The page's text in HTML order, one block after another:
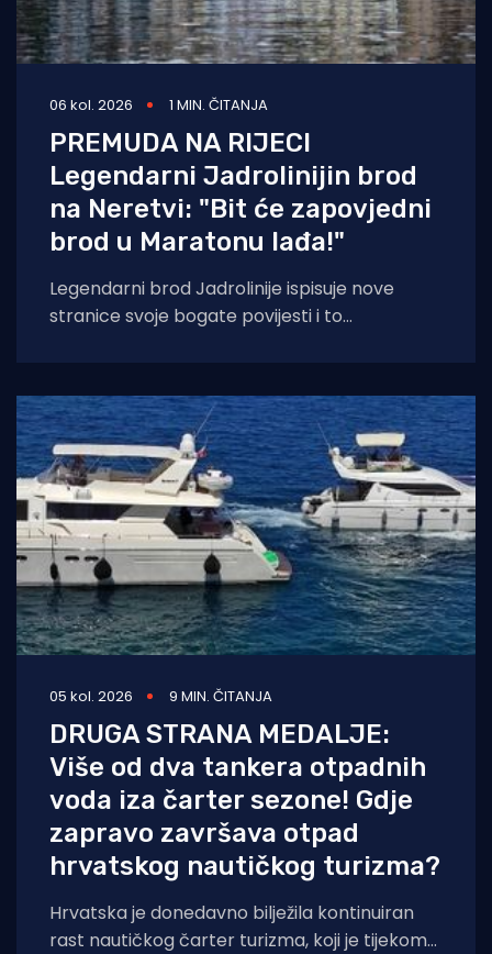
06 kol. 2026 1 MIN. ČITANJA
PREMUDA NA RIJECI
Legendarni Jadrolinijin brod
na Neretvi: "Bit će zapovjedni
brod u Maratonu lađa!"
Legendarni brod Jadrolinije ispisuje nove
stranice svoje bogate povijesti i to
05 kol. 2026 9 MIN. ČITANJA
DRUGA STRANA MEDALJE:
Više od dva tankera otpadnih
voda iza čarter sezone! Gdje
zapravo završava otpad
hrvatskog nautičkog turizma?
Hrvatska je donedavno bilježila kontinuiran
rast nautičkog čarter turizma, koji je tijekom